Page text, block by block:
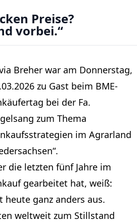
Preise?
vorbei.“
Breher war am Donnerstag,
zu Gast beim BME-
bei der Fa.
zum Thema
im Agrarland
die letzten fünf Jahre im
gearbeitet hat, weiß:
heute ganz anders aus.
weltweit zum Stillstand